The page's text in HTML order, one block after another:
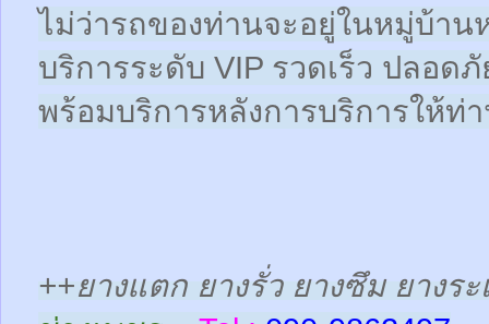
ไม่ว่ารถของท่านจะอยู่ในหมู่บ้าน
บริการระดับ VIP รวดเร็ว ปลอด
พร้อมบริการหลังการบริการให้ท่
++ยางแตก ยางรั่ว ยางซึม ยางร